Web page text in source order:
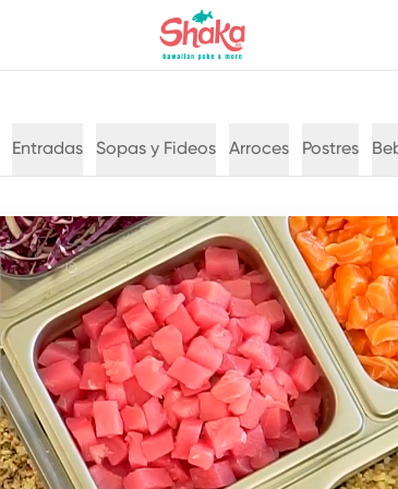
Entradas Sopas y Fideos Arroces Postres